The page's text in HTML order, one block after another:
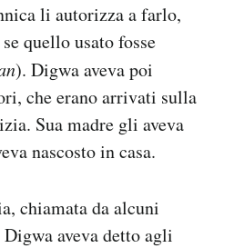
li autorizza a farlo,
se quello usato fosse
). Digwa aveva poi
che erano arrivati sulla
Sua madre gli aveva
nascosto in casa.
chiamata da alcuni
aveva detto agli